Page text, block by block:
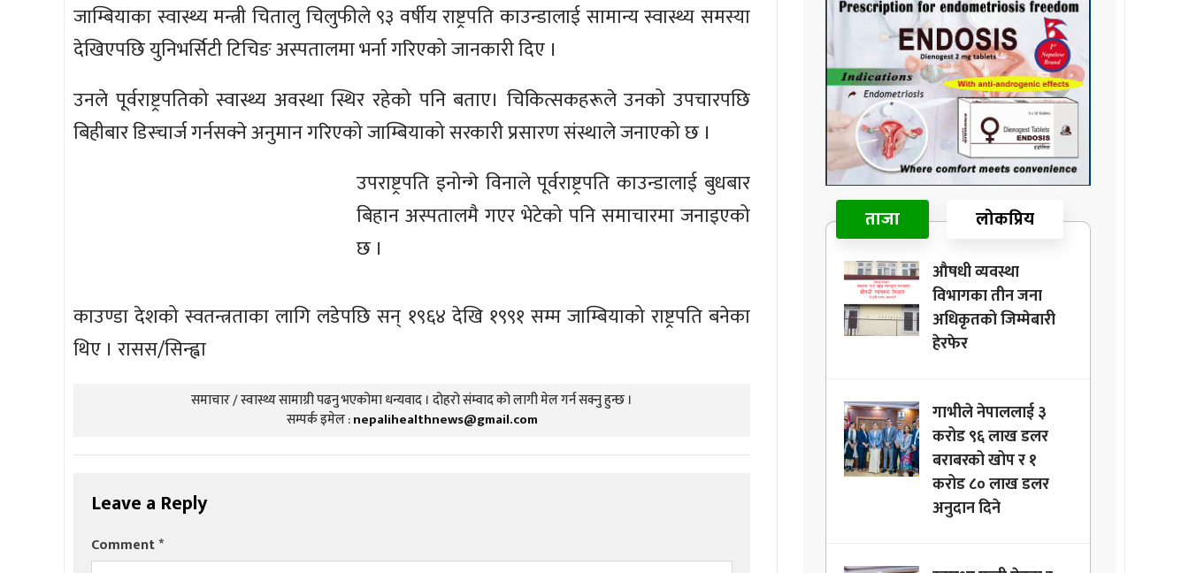
जाम्बियाका स्वास्थ्य मन्त्री चितालु चिलुफीले ९३ वर्षीय राष्ट्रपति काउन्डालाई सामान्य स्वास्थ्य समस्या
देखिएपछि युनिभर्सिटी टिचिङ अस्पतालमा भर्ना गरिएको जानकारी दिए ।
उनले पूर्वराष्ट्रपतिको स्वास्थ्य अवस्था स्थिर रहेको पनि बताए। चिकित्सकहरूले उनको उपचारपछि
बिहीबार डिस्चार्ज गर्नसक्ने अनुमान गरिएको जाम्बियाको सरकारी प्रसारण संस्थाले जनाएको छ ।
उपराष्ट्रपति इनोन्गे विनाले पूर्वराष्ट्रपति काउन्डालाई बुधबार
बिहान अस्पतालमै गएर भेटेको पनि समाचारमा जनाइएको
छ ।
काउण्डा देशको स्वतन्त्रताका लागि लडेपछि सन् १९६४ देखि १९९१ सम्म जाम्बियाको राष्ट्रपति बनेका
थिए । रासस/सिन्ह्वा
समाचार / स्वास्थ्य सामाग्री पढनु भएकोमा धन्यवाद । दोहरो संम्वाद को लागी मेल गर्न सक्नु हुन्छ ।
सम्पर्क इमेल :nepalihealthnews@gmail.com
Leave a Reply
Comment*
ताजा लोकप्रिय
औषधी व्यवस्था
विभागका तीन जना
अधिकृतको जिम्मेबारी
हेरफेर
गाभीले नेपाललाई ३
करोड ९६ लाख डलर
बराबरको खोप र १
करोड ८० लाख डलर
अनुदान दिने